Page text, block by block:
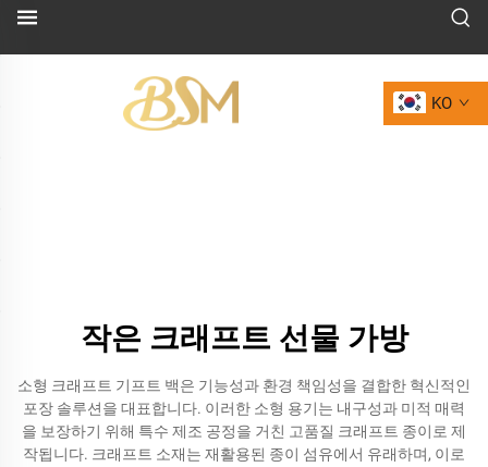
KO
작은 크래프트 선물 가방
소형 크래프트 기프트 백은 기능성과 환경 책임성을 결합한 혁신적인
포장 솔루션을 대표합니다. 이러한 소형 용기는 내구성과 미적 매력
을 보장하기 위해 특수 제조 공정을 거친 고품질 크래프트 종이로 제
작됩니다. 크래프트 소재는 재활용된 종이 섬유에서 유래하며, 이로